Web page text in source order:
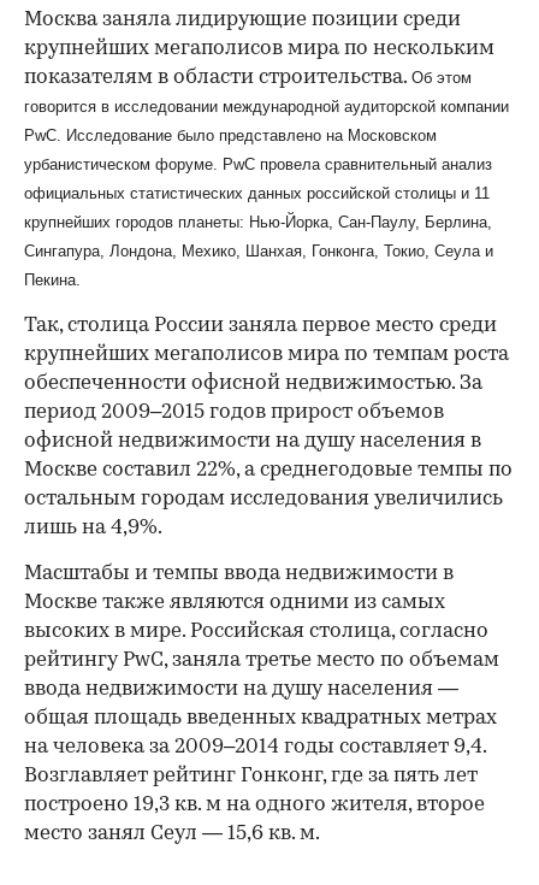
Москва заняла лидирующие позиции среди
крупнейших мегаполисов мира по нескольким
показателям в области строительства. Об этом
говорится в исследовании международной аудиторской компании
PwC. Исследование было представлено на Московском
урбанистическом форуме. PwC провела сравнительный анализ
официальных статистических данных российской столицы и 11
крупнейших городов планеты: Нью-Йорка, Сан-Паулу, Берлина,
Сингапура, Лондона, Мехико, Шанхая, Гонконга, Токио, Сеула и
Пекина.
Так, столица России заняла первое место среди
крупнейших мегаполисов мира по темпам роста
обеспеченности офисной недвижимостью. За
период 2009–2015 годов прирост объемов
офисной недвижимости на душу населения в
Москве составил 22%, а среднегодовые темпы по
остальным городам исследования увеличились
лишь на 4,9%.
Масштабы и темпы ввода недвижимости в
Москве также являются одними из самых
высоких в мире. Российская столица, согласно
рейтингу PwC, заняла третье место по объемам
ввода недвижимости на душу населения —
общая площадь введенных квадратных метрах
на человека за 2009–2014 годы составляет 9,4.
Возглавляет рейтинг Гонконг, где за пять лет
построено 19,3 кв. м на одного жителя, второе
место занял Сеул — 15,6 кв. м.